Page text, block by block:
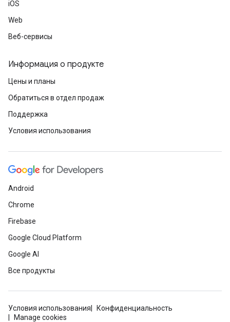
iOS
Web
Веб-сервисы
Информация о продукте
Цены и планы
Обратиться в отдел продаж
Поддержка
Условия использования
Android
Chrome
Firebase
Google Cloud Platform
Google AI
Все продукты
Условия использования
Конфиденциальность
Manage cookies